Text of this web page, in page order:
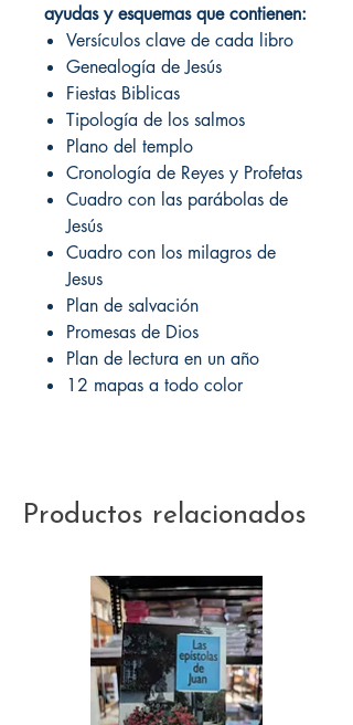
ayudas y esquemas que contienen:
Versículos clave de cada libro
Genealogía de Jesús
Fiestas Biblicas
Tipología de los salmos
Plano del templo
Cronología de Reyes y Profetas
Cuadro con las parábolas de
Jesús
Cuadro con los milagros de
Jesus
Plan de salvación
Promesas de Dios
Plan de lectura en un año
12 mapas a todo color
Productos relacionados